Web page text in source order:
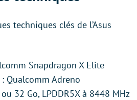
techniques clés de l’Asus
Snapdragon X Elite
Qualcomm Adreno
32 Go, LPDDR5X à 8448 MHz